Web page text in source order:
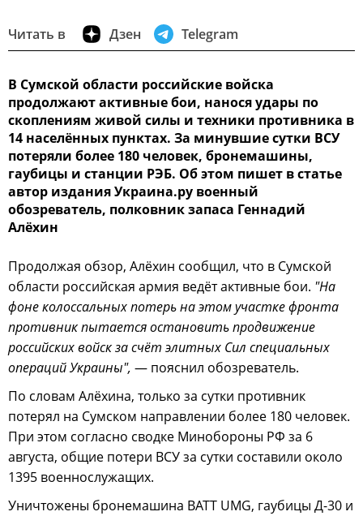
Читать в Дзен Telegram
В Сумской области российские войска
продолжают активные бои, нанося удары по
скоплениям живой силы и техники противника в
14 населённых пунктах. За минувшие сутки ВСУ
потеряли более 180 человек, бронемашины,
гаубицы и станции РЭБ. Об этом пишет в статье
автор издания Украина.ру военный
обозреватель, полковник запаса Геннадий
Алёхин
Продолжая обзор, Алёхин сообщил, что в Сумской
области российская армия ведёт активные бои. "На
фоне колоссальных потерь на этом участке фронта
противник пытается остановить продвижение
российских войск за счёт элитных Сил специальных
операций Украины", — пояснил обозреватель.
По словам Алёхина, только за сутки противник
потерял на Сумском направлении более 180 человек.
При этом согласно сводке Минобороны РФ за 6
августа, общие потери ВСУ за сутки составили около
1395 военнослужащих.
Уничтожены бронемашина BATT UMG, гаубицы Д-30 и